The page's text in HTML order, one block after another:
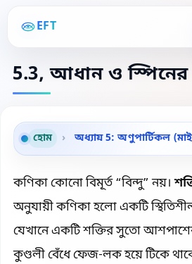
EFT
5.3, আধান ও
হোম › অধ্যায় 5: অণুপার্টিকল
কণিকা কোনো বিমূর্ত “বিন্দু” নয়।
অনুযায়ী কণিকা হলো একটি
যেখানে একটি শক্তির সুতো
কুণ্ডলী বেঁধে ফেজ-লক হয়ে টিকে